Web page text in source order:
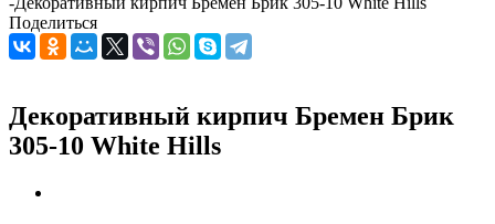
Поделиться
Декоративный кирпич Бремен Брик
305-10 White Hills